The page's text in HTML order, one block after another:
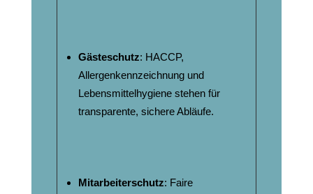
Gästeschutz: HACCP,
Allergenkennzeichnung und
Lebensmittelhygiene stehen für
transparente, sichere Abläufe.
Mitarbeiterschutz: Faire